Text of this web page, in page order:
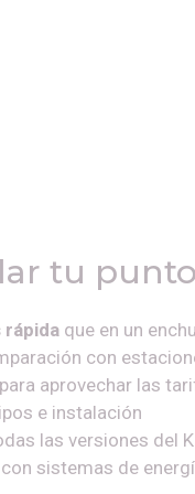
tu
rápida que en un
con
para aprovechar las
e instalación
las versiones del
con sistemas de